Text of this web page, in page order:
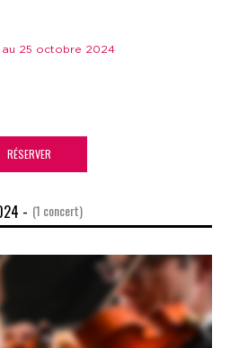
au 25 octobre 2024
RÉSERVER
- (1 concert)